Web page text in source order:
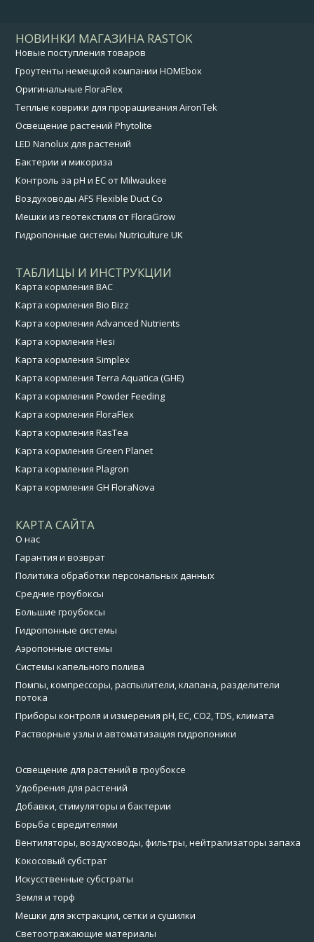
НОВИНКИ МАГАЗИНА RASTOK
Новые поступления товаров
Гроутенты немецкой компании HOMEbox
Оригинальные FloraFlex
Теплые коврики для проращивания AironTek
Освещение растений Phytolite
LED Nanolux для растений
Бактерии и микориза
Контроль за pH и EC от Milwaukee
Воздуховоды AFS Flexible Duct Co
Мешки из геотекстиля от FloraGrow
Гидропонные системы Nutriculture UK
ТАБЛИЦЫ И ИНСТРУКЦИИ
Карта кормления BAC
Карта кормления Bio Bizz
Карта кормления Advanced Nutrients
Карта кормления Hesi
Карта кормления Simplex
Карта кормления Terra Aquatica (GHE)
Карта кормления Powder Feeding
Карта кормления FloraFlex
Карта кормления RasTea
Карта кормления Green Planet
Карта кормления Plagron
Карта кормления GH FloraNova
КАРТА САЙТА
О нас
Гарантия и возврат
Политика обработки персональных данных
Средние гроубоксы
Большие гроубоксы
Гидропонные системы
Аэропонные системы
Системы капельного полива
Помпы, компрессоры, распылители, клапана, разделители
потока
Приборы контроля и измерения pH, EC, CO2, TDS, климата
Растворные узлы и автоматизация гидропоники
Освещение для растений в гроубоксе
Удобрения для растений
Добавки, стимуляторы и бактерии
Борьба с вредителями
Вентиляторы, воздуховоды, фильтры, нейтрализаторы запаха
Кокосовый субстрат
Искусственные субстраты
Земля и торф
Мешки для экстракции, сетки и сушилки
Светоотражающие материалы